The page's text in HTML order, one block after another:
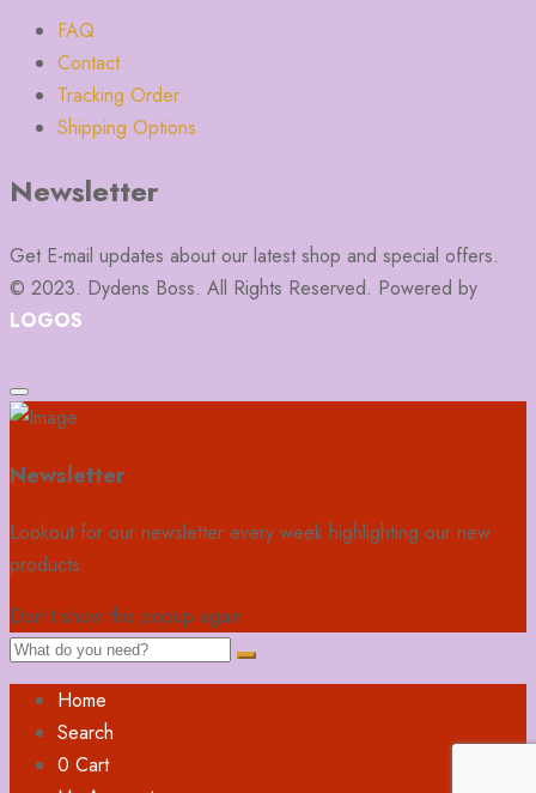
FAQ
Contact
Tracking Order
Shipping Options
Newsletter
Get E-mail updates about our latest shop and special offers.
© 2023. Dydens Boss. All Rights Reserved. Powered by
LOGOS
Newsletter
Lookout for our newsletter every week highlighting our new
products.
Don't show this popup again
Home
Search
0 Cart